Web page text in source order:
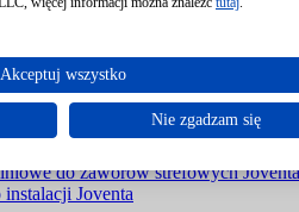
przepustnic bez sprężyny powrotnej
przepustnic ze sprężyną powrotną
rozwiązań przeciwpożarowych
zaworów bez spreżyny powrotnej
do zaworów strefowych Joventa
Joventa
Akceptuj wszystko
Nie zgadzam się